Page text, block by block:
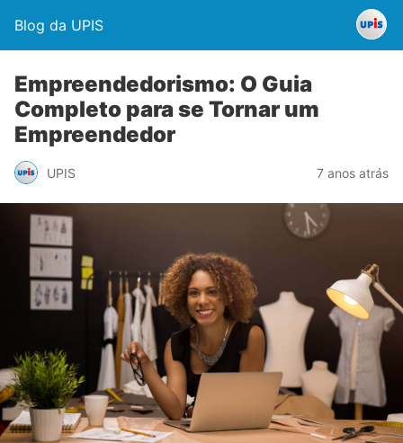
Blog da UPIS
Empreendedorismo: O Guia
Completo para se Tornar um
Empreendedor
UPIS 7 anos atrás